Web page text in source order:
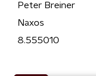
Peter Breiner
Naxos
8.555010